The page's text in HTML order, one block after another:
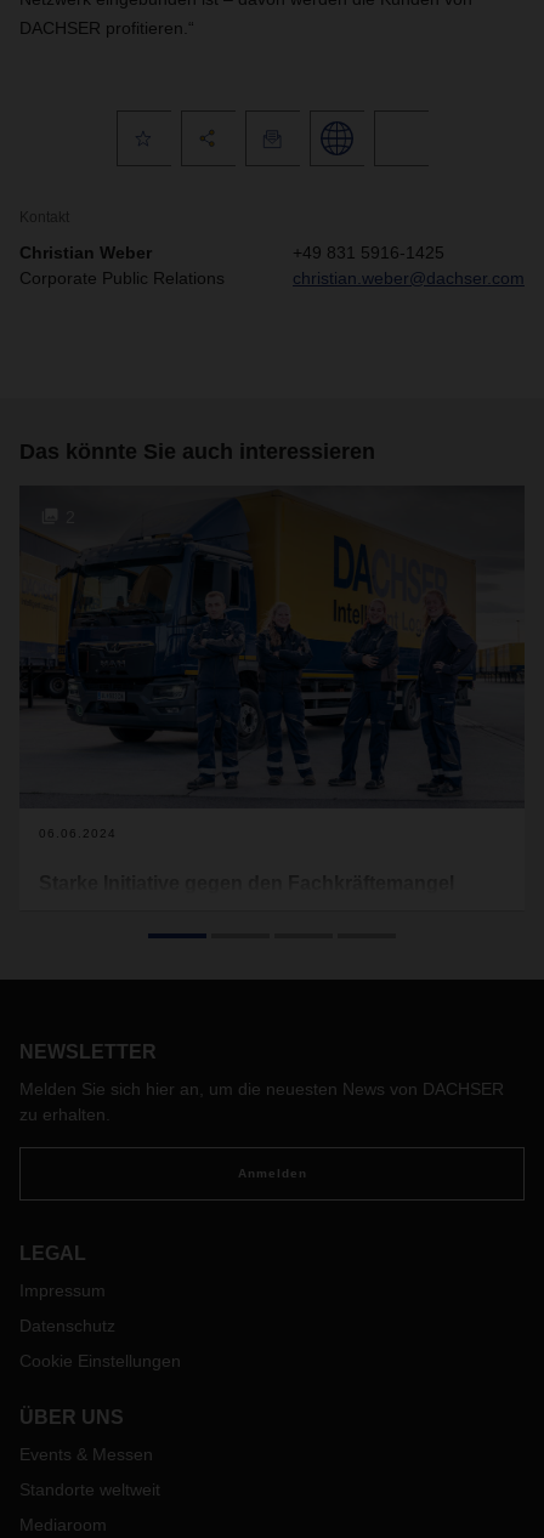
DACHSER profitieren.“
Kontakt
Christian Weber
Corporate Public Relations
+49 831 5916-1425
christian.weber@dachser.com
Das könnte Sie auch interessieren
06.06.2024
Qualifizierungsoffensive ins Leben gerufen. Mittlerweile ist
Berufskraftfahrern und -fahrerinnen in Deutschland.
NEWSLETTER
Melden Sie sich hier an, um die neuesten News von DACHSER
zu erhalten.
Anmelden
LEGAL
Impressum
Datenschutz
Cookie Einstellungen
ÜBER UNS
Events & Messen
Standorte weltweit
Mediaroom